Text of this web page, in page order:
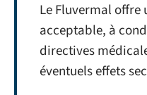
Le Fluvermal
acceptable, à
directives
éventuels effets